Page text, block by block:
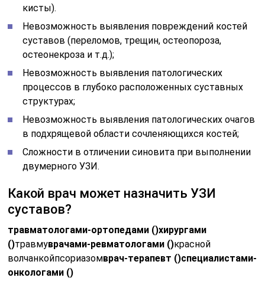
кисты).
Невозможность выявления повреждений костей
суставов (переломов, трещин, остеопороза,
остеонекроза и т.д.);
Невозможность выявления патологических
процессов в глубоко расположенных суставных
структурах;
Невозможность выявления патологических очагов
в подхрящевой области сочленяющихся костей;
Сложности в отличении синовита при выполнении
двумерного УЗИ.
Какой врач может назначить УЗИ
суставов?
травматологами-ортопедами ()хирургами
()травмуврачами-ревматологами ()красной
волчанкойпсориазомврач-терапевт ()специалистами-
онкологами ()